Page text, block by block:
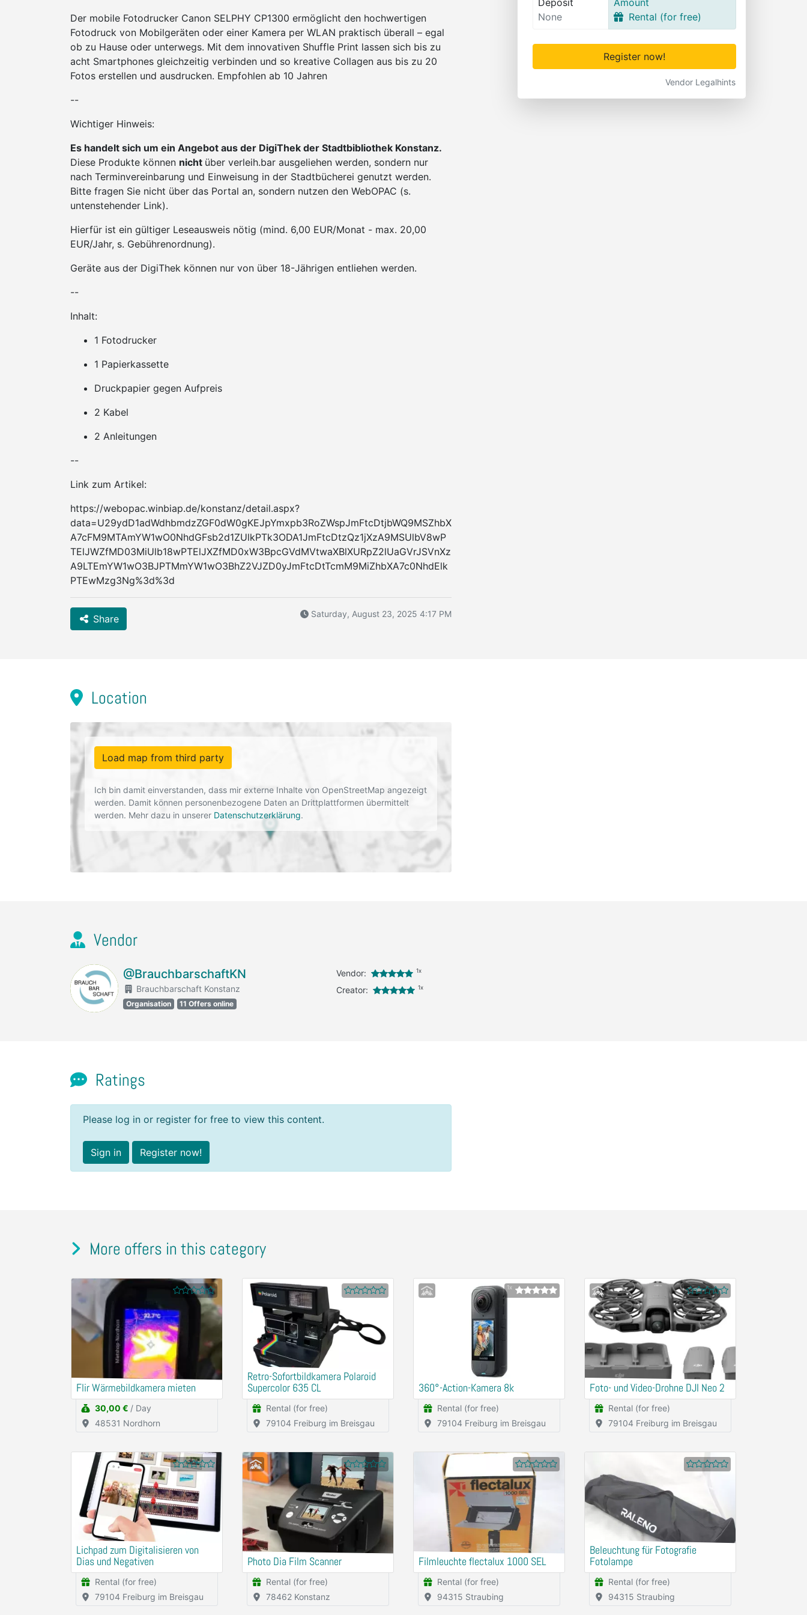
Deposit
None
Amount
Rental (for free)
Register now!
Vendor Legalhints
Der mobile Fotodrucker Canon SELPHY CP1300 ermöglicht den hochwertigen
Fotodruck von Mobilgeräten oder einer Kamera per WLAN praktisch überall – egal
ob zu Hause oder unterwegs. Mit dem innovativen Shuffle Print lassen sich bis zu
acht Smartphones gleichzeitig verbinden und so kreative Collagen aus bis zu 20
Fotos erstellen und ausdrucken. Empfohlen ab 10 Jahren
--
Wichtiger Hinweis:
Es handelt sich um ein Angebot aus der DigiThek der Stadtbibliothek Konstanz.
Diese Produkte können nicht über verleih.bar ausgeliehen werden, sondern nur
nach Terminvereinbarung und Einweisung in der Stadtbücherei genutzt werden.
Bitte fragen Sie nicht über das Portal an, sondern nutzen den WebOPAC (s.
untenstehender Link).
Hierfür ist ein gültiger Leseausweis nötig (mind. 6,00 EUR/Monat - max. 20,00
EUR/Jahr, s. Gebührenordnung).
Geräte aus der DigiThek können nur von über 18-Jährigen entliehen werden.
--
Inhalt:
1 Fotodrucker
1 Papierkassette
Druckpapier gegen Aufpreis
2 Kabel
2 Anleitungen
--
Link zum Artikel:
https://webopac.winbiap.de/konstanz/detail.aspx?
data=U29ydD1adWdhbmdzZGF0dW0gKEJpYmxpb3RoZWspJmFtcDtjbWQ9MSZhbX
A7cFM9MTAmYW1wO0NhdGFsb2d1ZUlkPTk3ODA1JmFtcDtzQz1jXzA9MSUlbV8wP
TElJWZfMD03MiUlb18wPTElJXZfMD0xW3BpcGVdMVtwaXBlXURpZ2lUaGVrJSVnXz
A9LTEmYW1wO3BJPTMmYW1wO3BhZ2VJZD0yJmFtcDtTcmM9MiZhbXA7c0NhdElk
PTEwMzg3Ng%3d%3d
Share Saturday, August 23, 2025 4:17 PM
Location
Load map from third party
Ich bin damit einverstanden, dass mir externe Inhalte von OpenStreetMap angezeigt
werden. Damit können personenbezogene Daten an Drittplattformen übermittelt
werden. Mehr dazu in unserer Datenschutzerklärung.
Vendor
@BrauchbarschaftKN
Brauchbarschaft Konstanz
Organisation 11 Offers online
Vendor: 1x
Creator: 1x
Ratings
Please log in or register for free to view this content.
Sign in Register now!
More offers in this category
Flir Wärmebildkamera mieten
30,00 € / Day
48531 Nordhorn
Retro-Sofortbildkamera Polaroid
Supercolor 635 CL
Rental (for free)
79104 Freiburg im Breisgau
1x
360°-Action-Kamera 8k
Rental (for free)
79104 Freiburg im Breisgau
Foto- und Video-Drohne DJI Neo 2
Rental (for free)
79104 Freiburg im Breisgau
Lichpad zum Digitalisieren von
Dias und Negativen
Rental (for free)
79104 Freiburg im Breisgau
Photo Dia Film Scanner
Rental (for free)
78462 Konstanz
Filmleuchte flectalux 1000 SEL
Rental (for free)
94315 Straubing
Beleuchtung für Fotografie
Fotolampe
Rental (for free)
94315 Straubing